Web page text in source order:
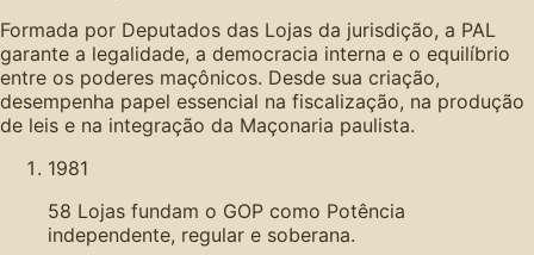
Formada por Deputados das Lojas da jurisdição, a PAL
garante a legalidade, a democracia interna e o equilíbrio
entre os poderes maçônicos. Desde sua criação,
desempenha papel essencial na fiscalização, na produção
de leis e na integração da Maçonaria paulista.
1981
58 Lojas fundam o GOP como Potência
independente, regular e soberana.